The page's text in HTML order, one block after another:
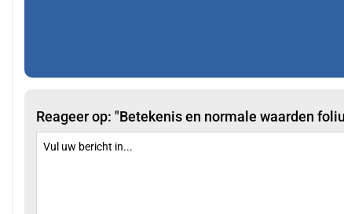
Reageer op: "Betekenis en normale waarden